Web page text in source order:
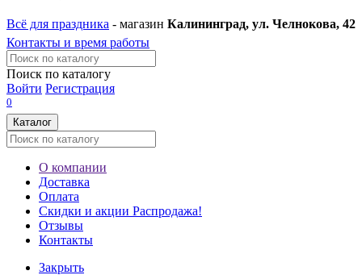
Всё для праздника - магазин Калининград, ул. Челнокова, 42
Контакты и время работы
Поиск по каталогу
Войти Регистрация
0
Каталог
О компании
Доставка
Оплата
Скидки и акции Распродажа!
Отзывы
Контакты
Закрыть